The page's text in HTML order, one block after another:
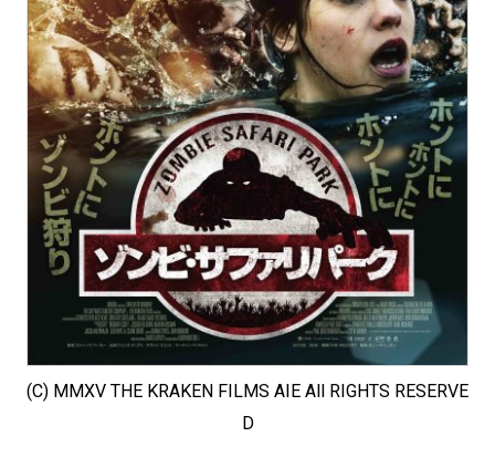
(C) MMXV THE KRAKEN FILMS AIE All RIGHTS RESERVE
D